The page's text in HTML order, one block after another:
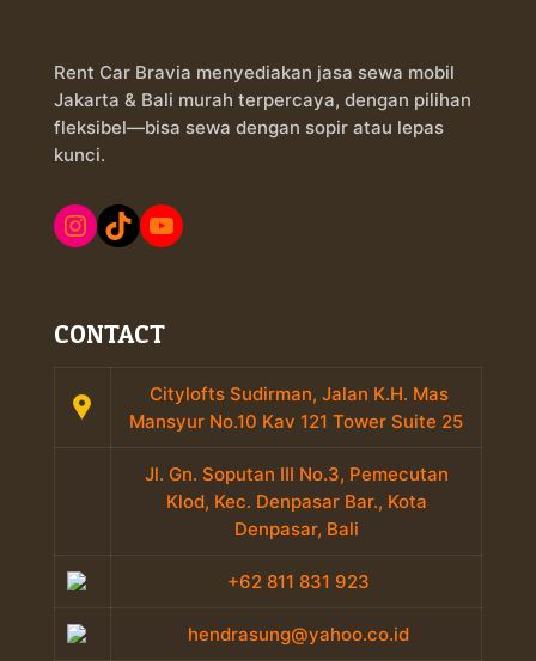
Rent Car Bravia menyediakan jasa sewa mobil
Jakarta & Bali murah terpercaya, dengan pilihan
fleksibel—bisa sewa dengan sopir atau lepas
kunci.
Instagram
TikTokYouTube
CONTACT
Citylofts Sudirman, Jalan K.H. Mas
Mansyur No.10 Kav 121 Tower Suite 25
Jl. Gn. Soputan III No.3, Pemecutan
Klod, Kec. Denpasar Bar., Kota
Denpasar, Bali
+62 811 831 923
hendrasung@yahoo.co.id